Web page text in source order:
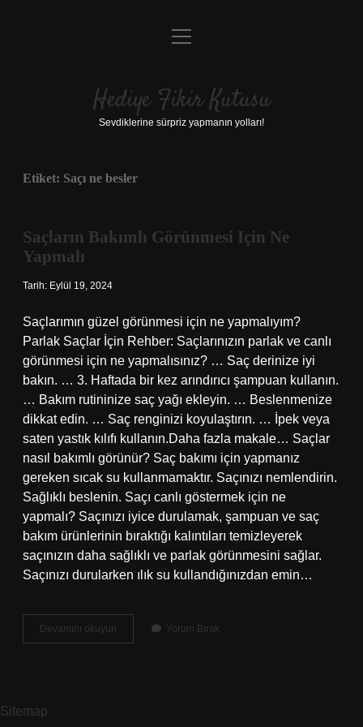
Anasayfa
Yasal Uyarı
menüyü
Hediye Fikir Kutusu
Sevdiklerine sürpriz yapmanın yolları!
Etiket: Saçı ne besler
Saçların Bakımlı Görünmesi Için Ne
Yapmalı
Tarih: Eylül 19, 2024
Saçlarımın güzel görünmesi için ne yapmalıyım?
Parlak Saçlar İçin Rehber: Saçlarınızın parlak ve canlı
görünmesi için ne yapmalısınız? … Saç derinize iyi
bakın. … 3. Haftada bir kez arındırıcı şampuan kullanın.
… Bakım rutininize saç yağı ekleyin. … Beslenmenize
dikkat edin. … Saç renginizi koyulaştırın. … İpek veya
saten yastık kılıfı kullanın.Daha fazla makale… Saçlar
nasıl bakımlı görünür? Saç bakımı için yapmanız
gereken sıcak su kullanmamaktır. Saçınızı nemlendirin.
Sağlıklı beslenin. Saçı canlı göstermek için ne
yapmalı? Saçınızı iyice durulamak, şampuan ve saç
bakım ürünlerinin bıraktığı kalıntıları temizleyerek
saçınızın daha sağlıklı ve parlak görünmesini sağlar.
Saçınızı durularken ılık su kullandığınızdan emin…
Devamını okuyun Saçların
Bakımlı
Yorum Bırak
Sitemap